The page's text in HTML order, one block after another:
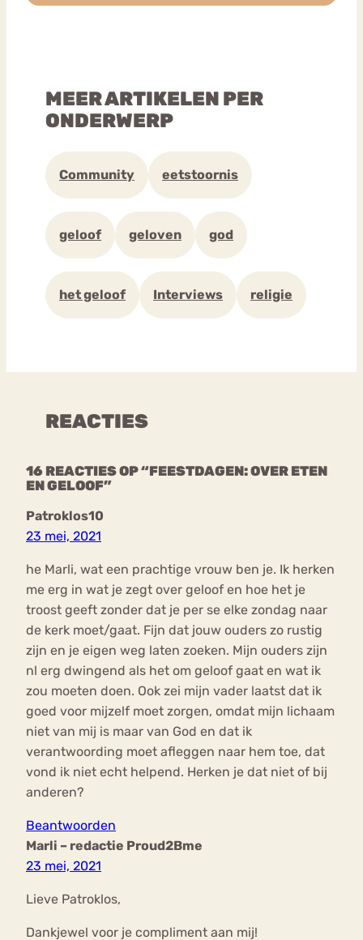
MEER ARTIKELEN PER
ONDERWERP
Community eetstoornis
geloof geloven god
het geloof Interviews religie
REACTIES
16 REACTIES OP “FEESTDAGEN: OVER ETEN
EN GELOOF”
Patroklos10
23 mei, 2021
he Marli, wat een prachtige vrouw ben je. Ik herken
me erg in wat je zegt over geloof en hoe het je
troost geeft zonder dat je per se elke zondag naar
de kerk moet/gaat. Fijn dat jouw ouders zo rustig
zijn en je eigen weg laten zoeken. Mijn ouders zijn
nl erg dwingend als het om geloof gaat en wat ik
zou moeten doen. Ook zei mijn vader laatst dat ik
goed voor mijzelf moet zorgen, omdat mijn lichaam
niet van mij is maar van God en dat ik
verantwoording moet afleggen naar hem toe, dat
vond ik niet echt helpend. Herken je dat niet of bij
anderen?
Beantwoorden
Marli – redactie Proud2Bme
23 mei, 2021
Lieve Patroklos,
Dankjewel voor je compliment aan mij!